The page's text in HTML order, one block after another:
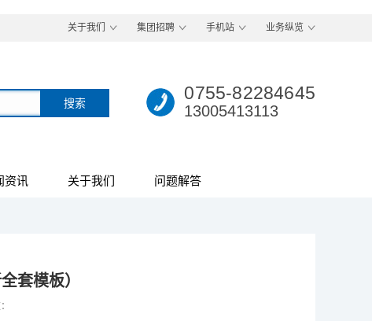
关于我们 集团招聘 手机站 业务纵览
0755-82284645
13005413113
资讯 关于我们 问题解答
套模板）